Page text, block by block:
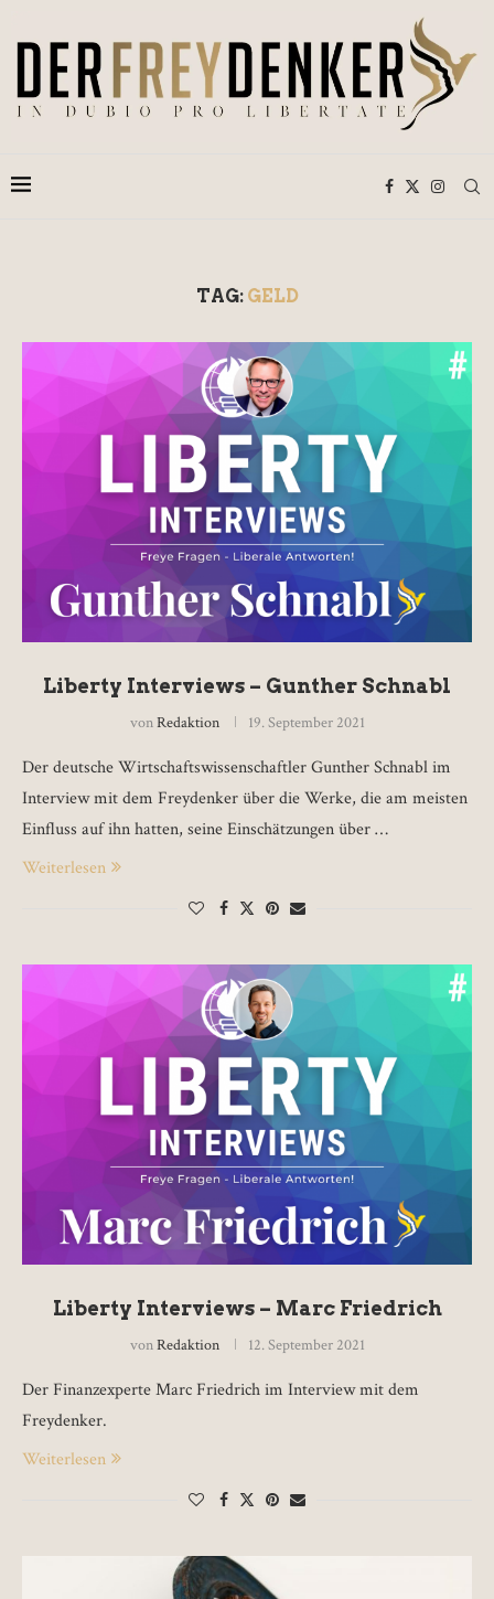
TAG: GELD
Liberty Interviews – Gunther Schnabl
vonRedaktion 19. September 2021
Der deutsche Wirtschaftswissenschaftler Gunther Schnabl im
Interview mit dem Freydenker über die Werke, die am meisten
Einfluss auf ihn hatten, seine Einschätzungen über …
Weiterlesen
Liberty Interviews – Marc Friedrich
vonRedaktion 12. September 2021
Der Finanzexperte Marc Friedrich im Interview mit dem
Freydenker.
Weiterlesen